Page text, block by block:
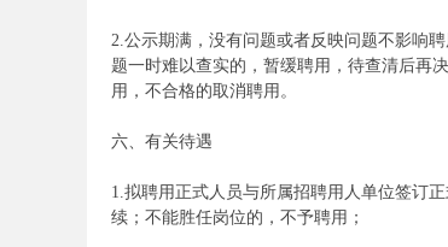
2.公示期满，没有问题或者反映问题不影响
题一时难以查实的，暂缓聘用，待查清后再
用，不合格的取消聘用。
六、有关待遇
1.拟聘用正式人员与所属招聘用人单位签订
续；不能胜任岗位的，不予聘用；